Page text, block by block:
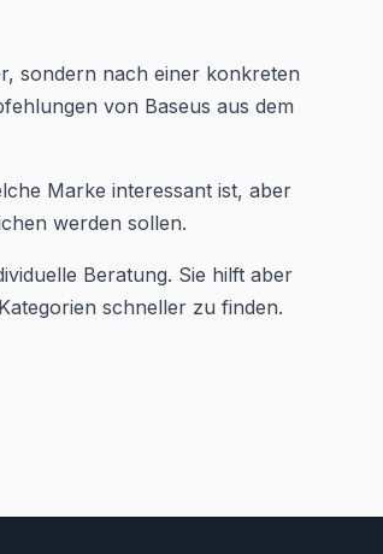
sondern nach einer konkreten
von Baseus aus dem
Marke interessant ist, aber
werden sollen.
Beratung. Sie hilft aber
schneller zu finden.